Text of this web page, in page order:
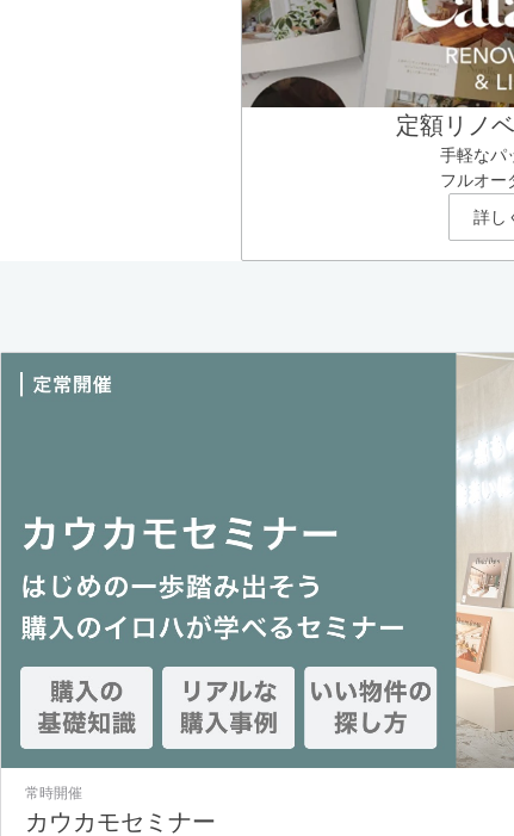
定額リノ
手軽なパ
フルオー
詳し
常時開催
カウカモセミナー